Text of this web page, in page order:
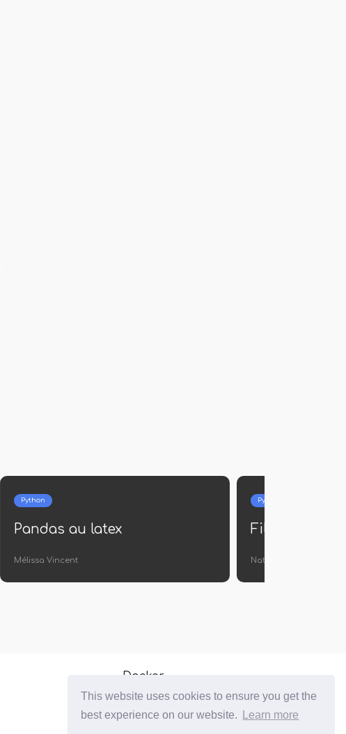
This website uses cookies to ensure you get the
best experience on our website.
Learn more
Python
Pandas au latex
Mélissa Vincent
Python
Filtre Nan
Nathan Blanc
Docker
c Sharp
R